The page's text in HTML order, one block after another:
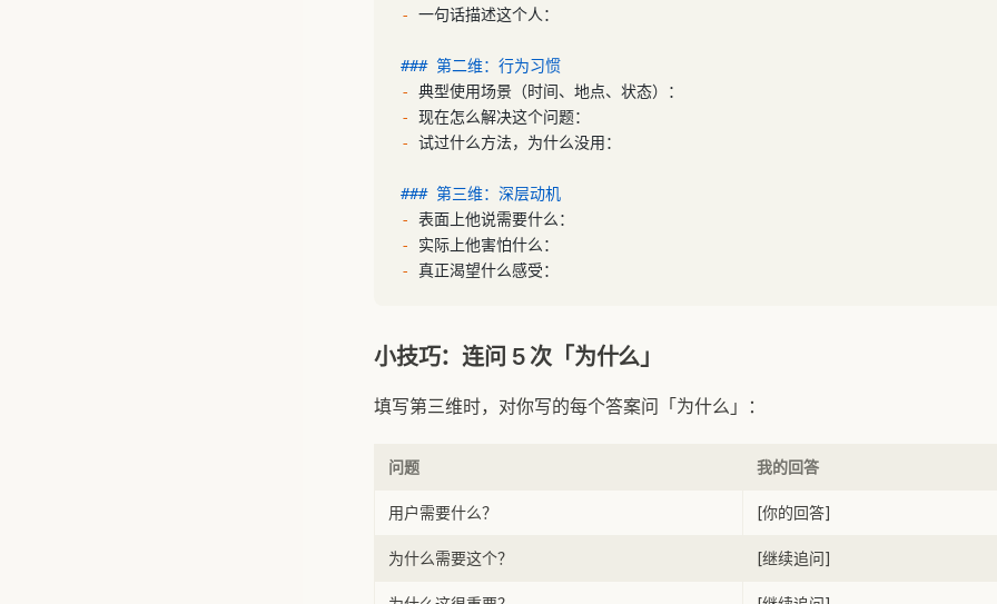
-
一句话描述这个人：
### 第二维：行为习惯
-
典型使用场景（时间、地点、状态）：
-
现在怎么解决这个问题：
-
试过什么方法，为什么没用：
### 第三维：深层动机
-
表面上他说需要什么：
-
实际上他害怕什么：
-
真正渴望什么感受：
小技巧：连问 5 次「为什么」
填写第三维时，对你写的每个答案问「为什么」：
问题 我的回答
用户需要什么？ [你的回答]
为什么需要这个？ [继续追问]